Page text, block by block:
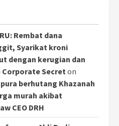
Rembat dana
Syarikat kroni
dengan kerugian dan
Corporate Secreton
berhutang Khazanah
murah akibat
CEO DRH